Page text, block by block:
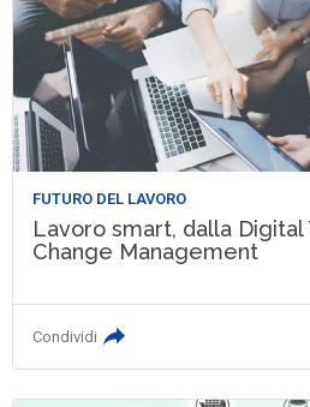
FUTURO DEL LAVORO
Lavoro smart, dalla
Change Management
Condividi